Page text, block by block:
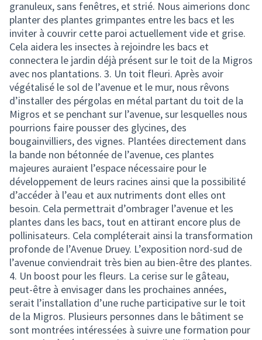
granuleux, sans fenêtres, et strié. Nous aimerions donc
planter des plantes grimpantes entre les bacs et les
inviter à couvrir cette paroi actuellement vide et grise.
Cela aidera les insectes à rejoindre les bacs et
connectera le jardin déjà présent sur le toit de la Migros
avec nos plantations. 3. Un toit fleuri. Après avoir
végétalisé le sol de l’avenue et le mur, nous rêvons
d’installer des pérgolas en métal partant du toit de la
Migros et se penchant sur l’avenue, sur lesquelles nous
pourrions faire pousser des glycines, des
bougainvilliers, des vignes. Plantées directement dans
la bande non bétonnée de l’avenue, ces plantes
majeures auraient l’espace nécessaire pour le
développement de leurs racines ainsi que la possibilité
d’accéder à l’eau et aux nutriments dont elles ont
besoin. Cela permettrait d’ombrager l’avenue et les
plantes dans les bacs, tout en attirant encore plus de
pollinisateurs. Cela compléterait ainsi la transformation
profonde de l’Avenue Druey. L’exposition nord-sud de
l’avenue conviendrait très bien au bien-être des plantes.
4. Un boost pour les fleurs. La cerise sur le gâteau,
peut-être à envisager dans les prochaines années,
serait l’installation d’une ruche participative sur le toit
de la Migros. Plusieurs personnes dans le bâtiment se
sont montrées intéressées à suivre une formation pour